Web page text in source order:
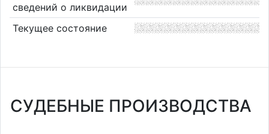
сведений о ликвидации
Текущее состояние
СУДЕБНЫЕ ПРОИЗВОДСТВА